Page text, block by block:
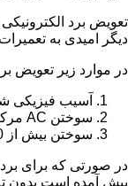
تعویض برد
دیگر امیدی به
در موارد زیر تعویض برد اصلی
آسیب فیزیکی
سوختن AC مرکزی
سوختن بیش از 50% درصدی برد اصلی
در صورتی که برای
پیش آمده است بدون